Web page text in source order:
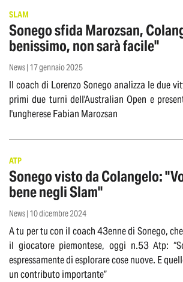
SLAM
Sonego sfida Marozsan,
benissimo, non sarà facile"
News | 17 gennaio 2025
Il coach di Lorenzo Sonego analizza le due
primi due turni dell'Australian Open e
l'ungherese Fabian Marozsan
ATP
Sonego visto da Colangelo:
bene negli Slam"
News | 10 dicembre 2024
A tu per tu con il coach 43enne di Sonego,
il giocatore piemontese, oggi n.53 Atp:
espressamente di esplorare cose nuove. E
un contributo importante”